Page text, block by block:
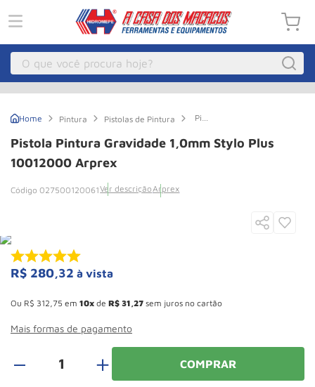
O que você procura hoje?
Pintura Pistolas de Pintura
Pistola
Gravidade
1,0mm
Pistola Pintura Gravidade 1,0mm Stylo Plus
10012000 Arprex
027500120061Ver descriçãoArprex
R$ 280,32 à vista
Ou R$ 312 75 em 10 de R$ 31 27 sem juros no cartão
Mais formas de pagamento
＋ COMPRAR
3 Macaco Hidraulico
º Macaco
8 Roda
9º Rodizio
10 º Paleteira